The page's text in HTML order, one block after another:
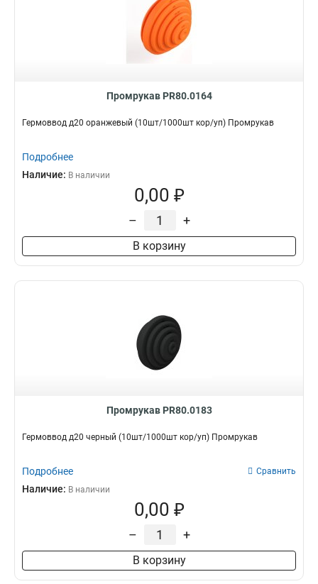
Промрукав PR80.0164
Гермоввод д20 оранжевый (10шт/1000шт кор/уп) Промрукав
Подробнее
Наличие: В наличии
0,00 ₽
– +
В корзину
Промрукав PR80.0183
Гермоввод д20 черный (10шт/1000шт кор/уп) Промрукав
Подробнее Сравнить
Наличие: В наличии
0,00 ₽
– +
В корзину